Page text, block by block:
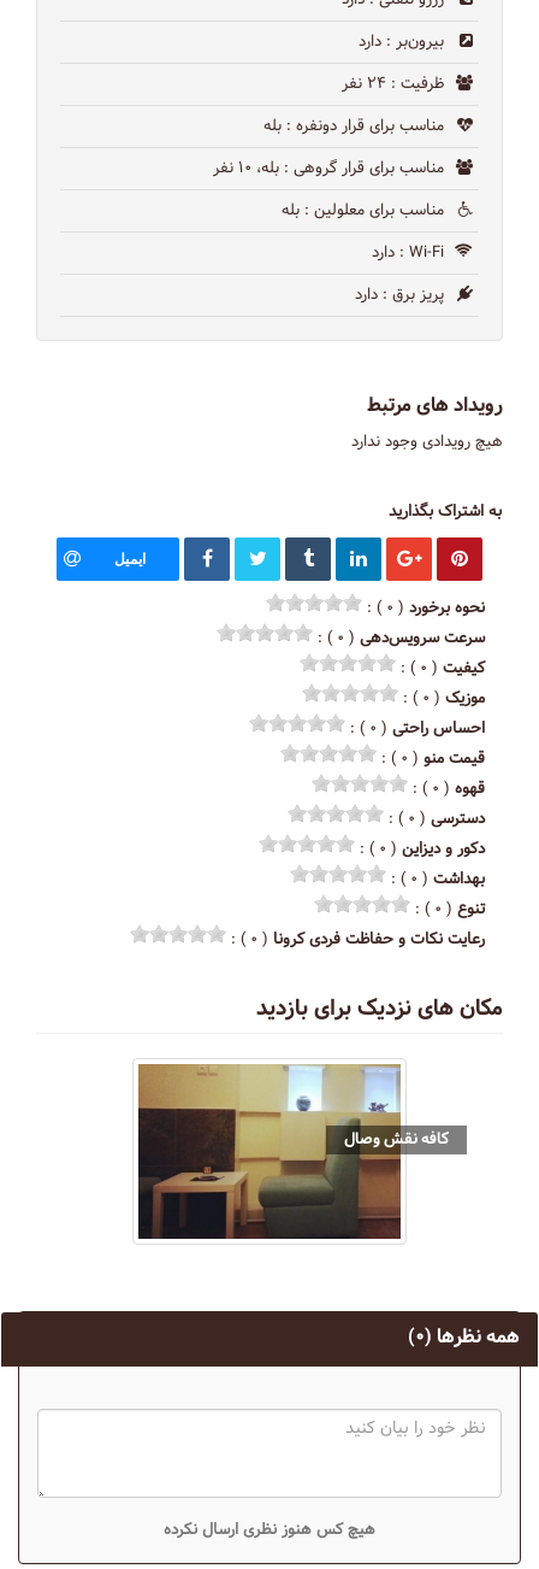
بیرون‌بر : دارد
ظرفیت : ۲۴ نفر
مناسب برای قرار دونفره : بله
مناسب برای قرار گروهی : بله، ۱۰ نفر
مناسب برای معلولین : بله
Wi-Fi : دارد
پریز برق : دارد
رویداد های مرتبط
هیچ رویدادی وجود ندارد
به اشتراک بگذارید
ایمیل
نحوه برخورد ( ۰ ) :
سرعت سرویس‌دهی ( ۰ ) :
کیفیت ( ۰ ) :
موزیک ( ۰ ) :
احساس راحتی ( ۰ ) :
قیمت منو ( ۰ ) :
قهوه ( ۰ ) :
دسترسی ( ۰ ) :
دکور و دیزاین ( ۰ ) :
بهداشت ( ۰ ) :
تنوع ( ۰ ) :
رعایت نکات و حفاظت فردی کرونا ( ۰ ) :
مکان های نزدیک برای بازدید
کافه نقش وصال
همه نظرها (۰)
هیچ کس هنوز نظری ارسال نکرده